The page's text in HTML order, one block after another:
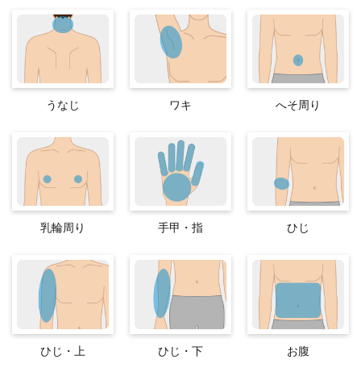
うなじ ワキ へそ周り
乳輪周り 手甲・指 ひじ
ひじ・上 ひじ・下 お腹